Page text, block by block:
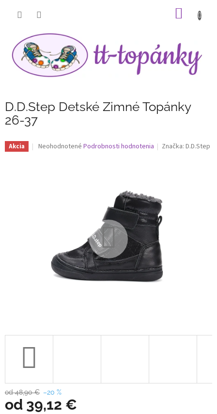
D.D.Step Detské Zimné Topánky
26-37
Akcia
Priemerné
Neohodnotené Podrobnosti hodnotenia Značka:D.D.Step
od 48,90 € –20 %
od 39,12 €